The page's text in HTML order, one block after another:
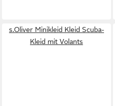
s.Oliver Minikleid Kleid Scuba-
Kleid mit Volants